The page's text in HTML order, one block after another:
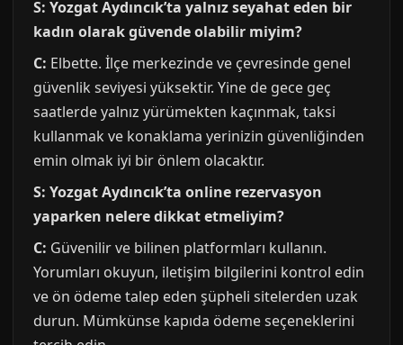
S: Yozgat Aydıncık’ta yalnız seyahat eden bir
kadın olarak güvende olabilir miyim?
C: Elbette. İlçe merkezinde ve çevresinde genel
güvenlik seviyesi yüksektir. Yine de gece geç
saatlerde yalnız yürümekten kaçınmak, taksi
kullanmak ve konaklama yerinizin güvenliğinden
emin olmak iyi bir önlem olacaktır.
S: Yozgat Aydıncık’ta online rezervasyon
yaparken nelere dikkat etmeliyim?
C: Güvenilir ve bilinen platformları kullanın.
Yorumları okuyun, iletişim bilgilerini kontrol edin
ve ön ödeme talep eden şüpheli sitelerden uzak
durun. Mümkünse kapıda ödeme seçeneklerini